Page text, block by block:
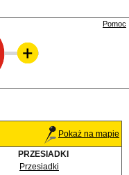
Pomoc
Pokaż na mapie
PRZESIADKI
Przesiadki